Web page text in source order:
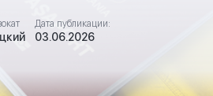
Дата публикации:
03.06.2026